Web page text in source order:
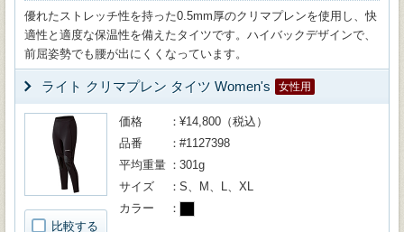
優れたストレッチ性を持った0.5mm厚のクリマプレンを使用し、快
適性と適度な保温性を備えたタイツです。ハイバックデザインで、
前屈姿勢でも腰が出にくくなっています。
ライト クリマプレン タイツ Women's 女性用
比較する
価格
¥14,800（税込）
品番
#1127398
平均重量
301g
サイズ
S、M、L、XL
カラー